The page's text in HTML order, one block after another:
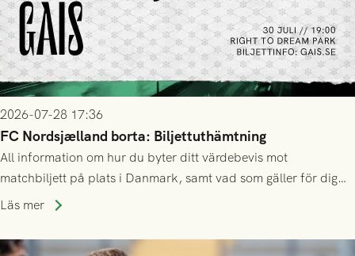
2026-07-28 17:36
FC Nordsjælland borta: Biljettuthämtning
All information om hur du byter ditt värdebevis mot
matchbiljett på plats i Danmark, samt vad som gäller för dig
som står på reservlista eller fått förhinder.
Läs mer